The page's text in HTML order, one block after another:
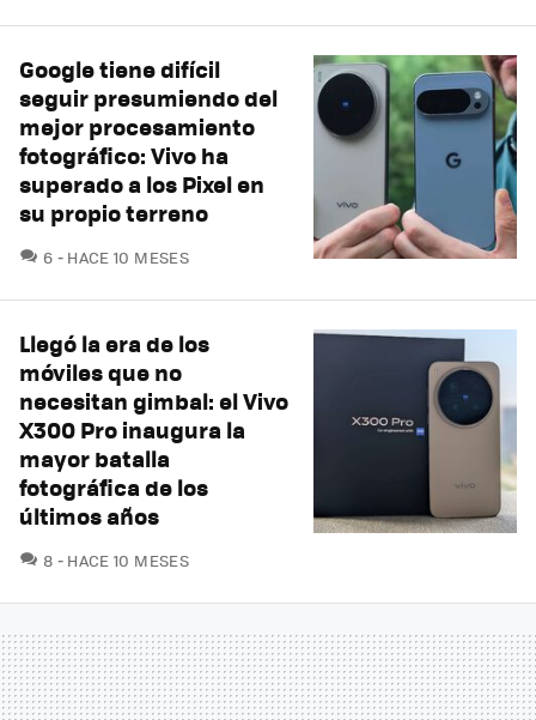
Google tiene difícil
seguir presumiendo del
mejor procesamiento
fotográfico: Vivo ha
superado a los Pixel en
su propio terreno
6 COMENTARIOS
HACE 10 MESES
Llegó la era de los
móviles que no
necesitan gimbal: el Vivo
X300 Pro inaugura la
mayor batalla
fotográfica de los
últimos años
8 COMENTARIOS
HACE 10 MESES